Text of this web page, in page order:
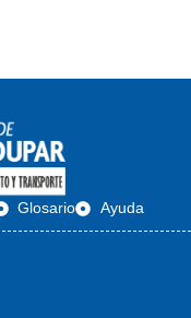
Glosario Ayuda